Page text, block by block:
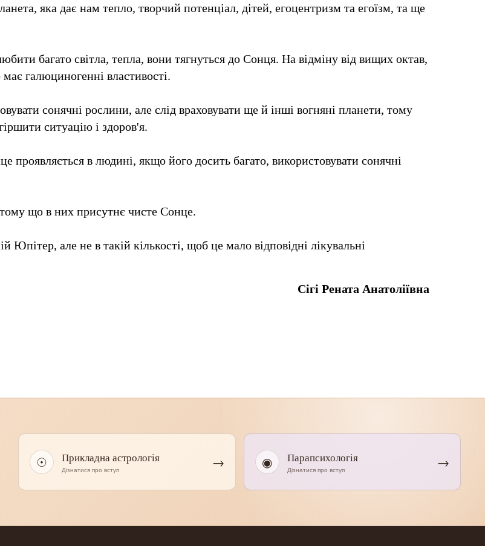
яка дає нам тепло, творчий потенціал, дітей, егоцентризм та егоїзм, та ще
багато світла, тепла, вони тягнуться до Сонця. На відміну від вищих октав,
галюциногенні властивості.
сонячні рослини, але слід враховувати ще й інші вогняні планети, тому
ситуацію і здоров'я.
проявляється в людині, якщо його досить багато, використовувати сонячні
що в них присутнє чисте Сонце.
але не в такій кількості, щоб це мало відповідні лікувальні
Сігі Рената Анатоліївна
☉ Прикладна астрологія
Дізнатися про вступ → ◉ Парапсихологія
Дізнатися про вступ →